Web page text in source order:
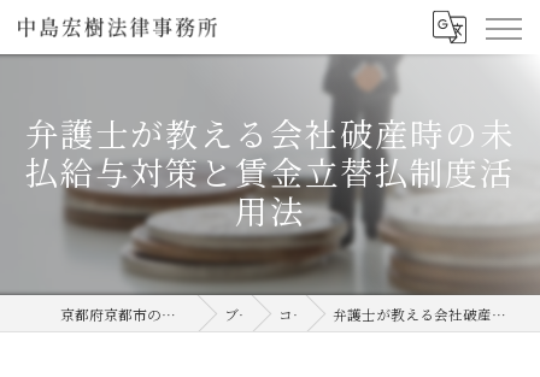
弁護士が教える会社破産時の未
払給与対策と賃金立替払制度活
用法
京都府京都市の弁護士なら中島宏樹法律事務所 ブログ コラム 弁護士が教える会社破産時の未払給与対策と賃金立替払制度活用法